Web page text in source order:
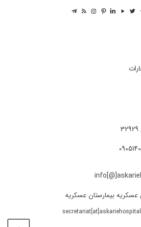
32929
عسکریه بیمارستان عسکریه